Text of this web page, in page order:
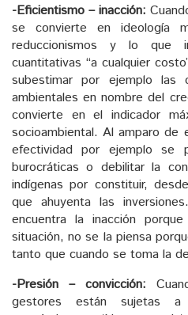
-Eficientismo – inacción:
se convierte en ideología
reduccionismos y lo que
cuantitativas “a cualquier
subestimar por ejemplo las
ambientales en nombre del
convierte en el indicador
socioambiental. Al amparo de
efectividad por ejemplo se
burocráticas o debilitar la
indígenas por constituir,
que ahuyenta las
encuentra la inacción
situación, no se la piensa
tanto que cuando se toma la
-Presión – convicción:
gestores están sujetas